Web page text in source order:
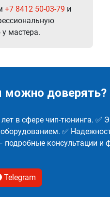
+7 8412 50-03-79 и
мастера.
можно доверять?
в сфере чип-тюнинга.
✅
подробные консультации и
Telegram